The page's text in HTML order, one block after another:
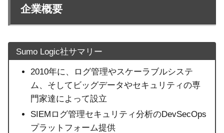
企業概要
Sumo Logic社サマリー
2010年に、ログ管理やスケーラブルシステ
ム、そしてビッグデータやセキュリティの専
門家達によって設立
SIEMログ管理セキュリティ分析のDevSecOps
プラットフォーム提供